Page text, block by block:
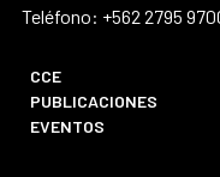
Teléfono: +562 2795
CCE
PUBLICACIONES
EVENTOS